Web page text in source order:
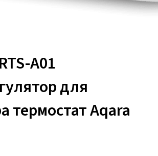
A01
для
термостат Aqara